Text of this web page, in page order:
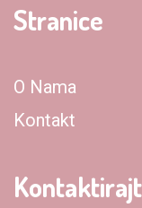
Stranice
O Nama
Kontakt